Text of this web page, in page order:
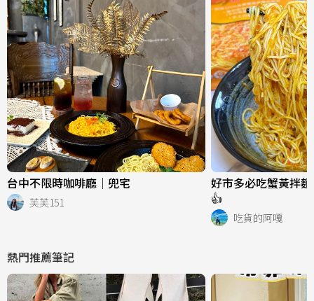
台中不限時咖啡廳｜兜宅
芙芙151
好市多必吃蟹黃拌
👍
吃貨的阿嘎
熱門推薦筆記